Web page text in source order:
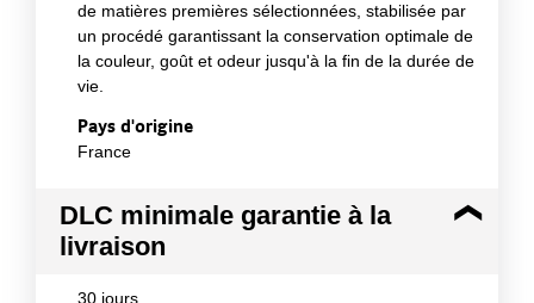
de matières premières sélectionnées, stabilisée par
un procédé garantissant la conservation optimale de
la couleur, goût et odeur jusqu'à la fin de la durée de
vie.
Pays d'origine
France
DLC minimale garantie à la
livraison
30 jours